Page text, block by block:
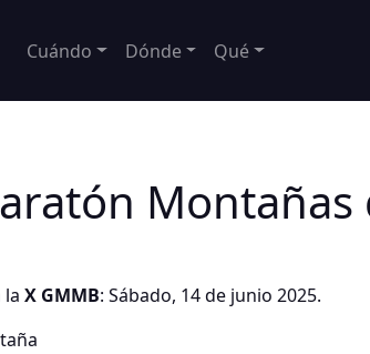
Cuándo Dónde Qué
Montañas
la X GMMB: Sábado, 14 de junio 2025.